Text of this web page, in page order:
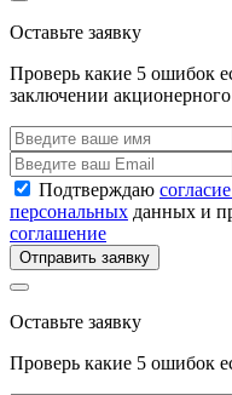
Оставьте заявку
Проверь какие 5 ошибок
заключении
Подтверждаю
персональных данных и
соглашение
Отправить заявку
Оставьте заявку
Проверь какие 5 ошибок